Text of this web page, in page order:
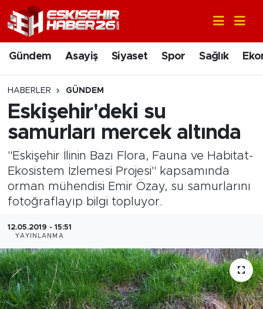
Gündem Asayiş Siyaset Spor Sağlık
HABERLER GÜNDEM
Eskişehir'deki su
samurları mercek altında
"Eskişehir İlinin Bazı Flora, Fauna ve Habitat-
Ekosistem İzlemesi Projesi" kapsamında
orman mühendisi Emir Özay, su samurlarını
fotoğraflayıp bilgi topluyor.
12.05.2019 - 15:51
YAYINLANMA
Gündem
Asayiş
Siyaset
Spor
Sağlık
Ekonomi
Eğitim
Sanat
Bölge
Nöbetçi Eczaneler
Hava Durumu
Trafik Durumu
Süper Lig Puan Durumu ve Fikstür
Tüm Manşetler
Son Dakika Haberleri
Haber Arşivi